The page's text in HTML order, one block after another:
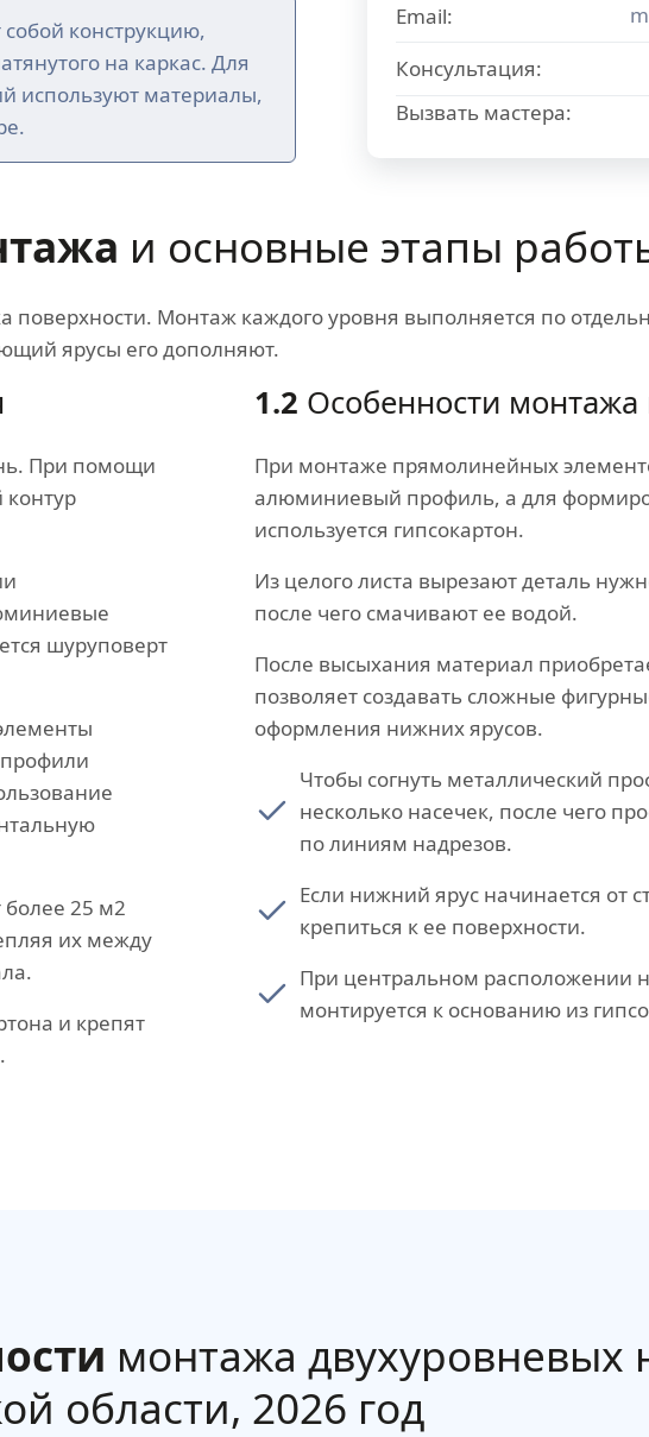
собой конструкцию,
на каркас. Для
используют материалы,
Email:
Консультация:
Вызвать мастера:
и основные этапы
поверхности. Монтаж каждого уровня выполняется по
ярусы его дополняют.
При помощи
контур
шуруповерт
25 м2
их между
и крепят
1.2 Особенности
При монтаже прямолинейных
алюминиевый профиль, а для
используется гипсокартон.
Из целого листа вырезают деталь
после чего смачивают ее водой.
После высыхания материал
позволяет создавать сложные
оформления нижних ярусов.
Чтобы согнуть металлический
несколько насечек, после чего
по линиям надрезов.
Если нижний ярус начинается от
крепиться к ее поверхности.
При центральном расположении
монтируется к основанию из
монтажа двухуровневых
области, 2026 год